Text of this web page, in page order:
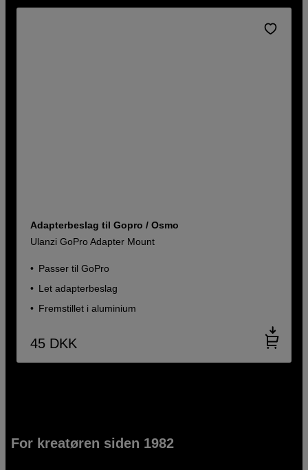
Adapterbeslag til Gopro / Osmo
Ulanzi GoPro Adapter Mount
Passer til GoPro
Let adapterbeslag
Fremstillet i aluminium
45 DKK
For kreatøren siden 1982